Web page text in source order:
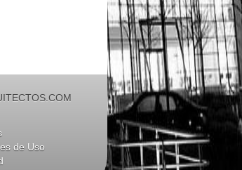
de Uso